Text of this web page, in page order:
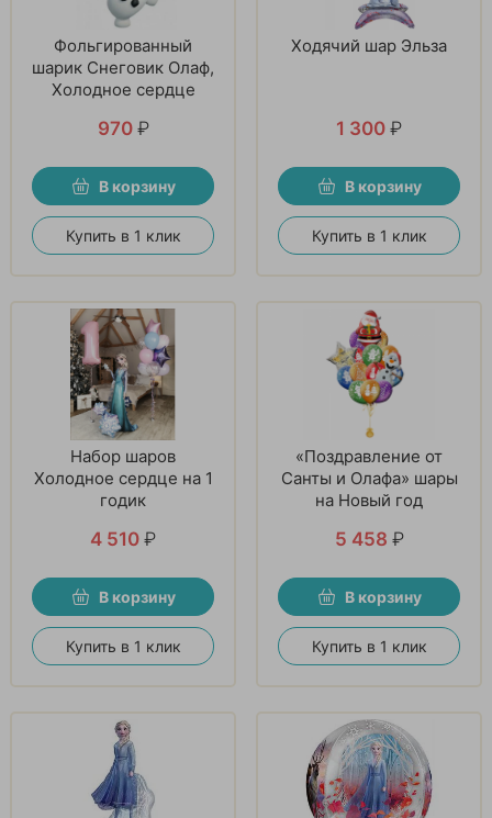
Фольгированный
шарик Снеговик Олаф,
Холодное сердце
970 ₽
В корзину
Купить в 1 клик
Ходячий шар Эльза
1 300 ₽
В корзину
Купить в 1 клик
Набор шаров
Холодное сердце на 1
годик
4 510 ₽
В корзину
Купить в 1 клик
«Поздравление от
Санты и Олафа» шары
на Новый год
5 458 ₽
В корзину
Купить в 1 клик